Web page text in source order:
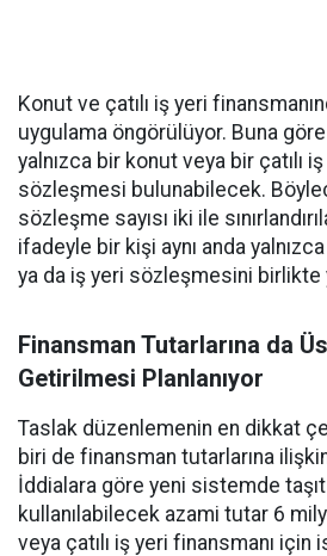
Konut ve çatılı iş yeri
uygulama öngörülüyor. Buna
yalnızca bir konut veya bir çatılı
sözleşmesi bulunabilecek.
sözleşme sayısı iki ile
ifadeyle bir kişi aynı anda
ya da iş yeri sözleşmesini
Finansman Tutarlarına da
Getirilmesi Planlanıyor
Taslak düzenlemenin en dikkat
biri de finansman tutarlarına
İddialara göre yeni sistemde
kullanılabilecek azami tutar 6
veya çatılı iş yeri finansmanı için